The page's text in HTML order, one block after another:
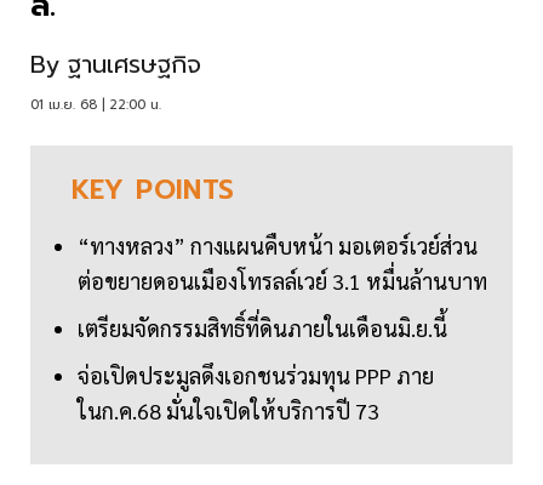
By ฐานเศรษฐกิจ
01 เม.ย. 68 | 22:00 น.
KEY POINTS
“ทางหลวง” กางแผนคืบหน้า มอเตอร์เวย์ส่วน
ต่อขยายดอนเมืองโทรลล์เวย์ 3.1 หมื่นล้านบาท
เตรียมจัดกรรมสิทธิ์ที่ดินภายในเดือนมิ.ย.นี้
จ่อเปิดประมูลดึงเอกชนร่วมทุน PPP ภาย
ในก.ค.68 มั่นใจเปิดให้บริการปี 73